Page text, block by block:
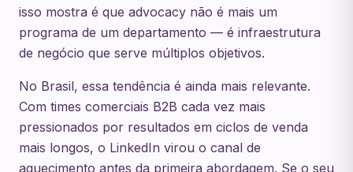
isso mostra é que advocacy não é mais um
programa de um departamento — é infraestrutura
de negócio que serve múltiplos objetivos.
No Brasil, essa tendência é ainda mais relevante.
Com times comerciais B2B cada vez mais
pressionados por resultados em ciclos de venda
mais longos, o LinkedIn virou o canal de
aquecimento antes da primeira abordagem. Se o seu